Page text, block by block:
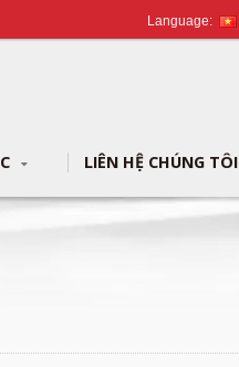
LIÊN HỆ CHÚNG TÔI